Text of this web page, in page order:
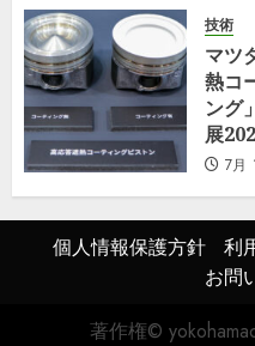
技術
マツ
熱コ
ング
展
7月
個人情報保護方針 利
お問
著作権©